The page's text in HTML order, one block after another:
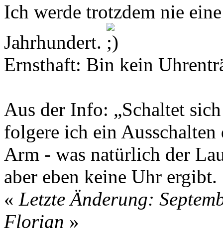
Ich werde trotzdem nie
Jahrhundert.
Ernsthaft: Bin kein
Aus der Info: „Schaltet
folgere ich ein
Arm - was natürlich der
aber eben keine Uhr ergibt.
« Letzte Änderung:
Florian »